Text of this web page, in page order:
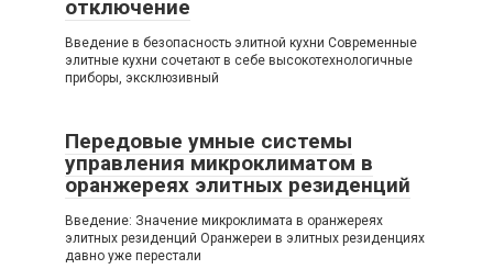
отключение
Введение в безопасность элитной кухни Современные
элитные кухни сочетают в себе высокотехнологичные
приборы, эксклюзивный
Передовые умные системы
управления микроклиматом в
оранжереях элитных резиденций
Введение: Значение микроклимата в оранжереях
элитных резиденций Оранжереи в элитных резиденциях
давно уже перестали